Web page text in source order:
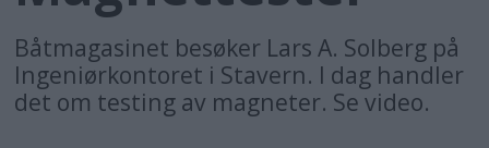
Båtmagasinet besøker Lars A. Solberg på
Ingeniørkontoret i Stavern. I dag handler
det om testing av magneter. Se video.